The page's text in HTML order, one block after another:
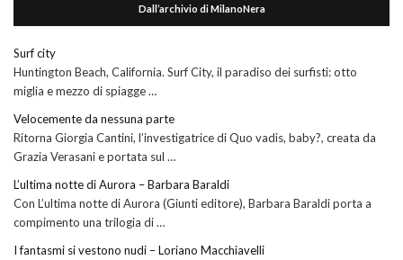
Dall’archivio di MilanoNera
Surf city
Huntington Beach, California. Surf City, il paradiso dei surfisti: otto
miglia e mezzo di spiagge …
Velocemente da nessuna parte
Ritorna Giorgia Cantini, l’investigatrice di Quo vadis, baby?, creata da
Grazia Verasani e portata sul …
L’ultima notte di Aurora – Barbara Baraldi
Con L’ultima notte di Aurora (Giunti editore), Barbara Baraldi porta a
compimento una trilogia di …
I fantasmi si vestono nudi – Loriano Macchiavelli